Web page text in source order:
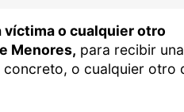
víctima o cualquier otro
Menores, para recibir una
o cualquier otro